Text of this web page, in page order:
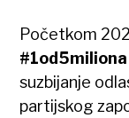
Početkom
#1od5miliona
suzbijanje
partijskog